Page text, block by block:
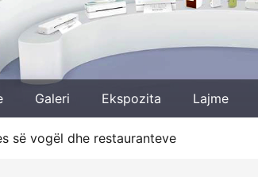
Galeri Ekspozita Lajme
së vogël dhe restauranteve